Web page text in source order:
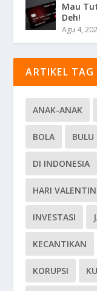
Mau
Deh!
Agu 4,
ARTIKEL TAG
ANAK-ANAK
BOLA
DI INDONESIA
HARI
INVESTASI
KECANTIKAN
KORUPSI